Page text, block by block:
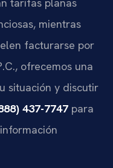
mientras
facturarse por
ofrecemos una
situación y discutir
437-7747 para